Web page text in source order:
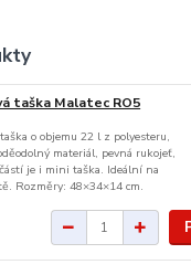
taška Malatec RO5
o objemu 22 l z polyesteru,
materiál, pevná rukojeť,
je i mini taška. Ideální na
Rozměry: 48×34×14 cm.